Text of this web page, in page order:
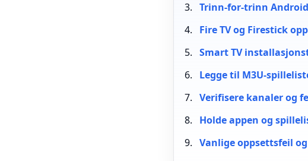
Trinn-for-trinn
Fire TV og Firestick
Smart TV
Legge til M3U-
Verifisere kanaler og
Holde appen og
Vanlige oppsettsfeil